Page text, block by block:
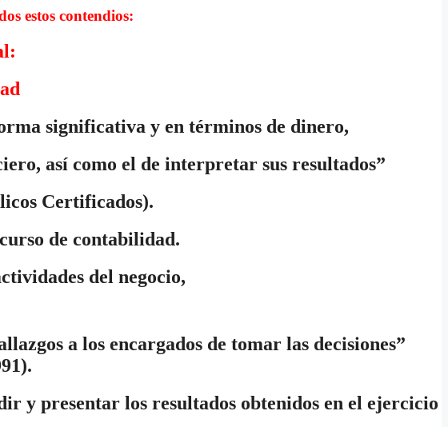
estos contendios:
significativa y en términos de dinero,
así como el de interpretar sus resultados”
Certificados).
de contabilidad.
del negocio,
a los encargados de tomar las decisiones”
y presentar los resultados obtenidos en el ejercicio